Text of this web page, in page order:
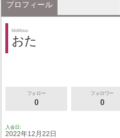
プロフィール
bloblouu
おた
フォロー
0
フォロワー
0
入会日
2022年12月22日